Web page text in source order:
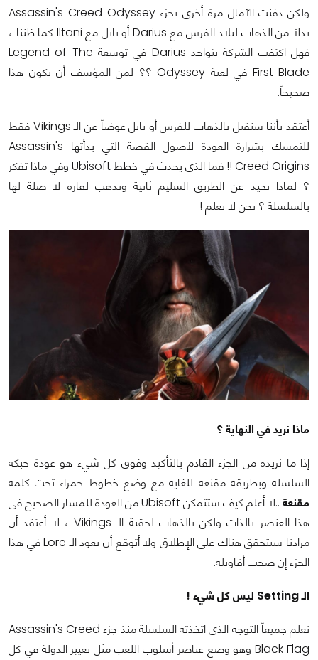
ولكن دفنت الآمال مرة أخرى بجزء Assassin's Creed Odyssey
بدلاً من الذهاب لبلاد الفرس مع Darius أو بابل مع Iltani كما ظننا ،
فهل اكتفت الشركة بتواجد Darius في توسعة Legend of The
First Blade في لعبة Odyssey ؟؟ لمن المؤسف أن يكون هذا
صحيحاً.
أعتقد بأننا سنقبل بالذهاب للفرس أو بابل عوضاً عن الـ Vikings فقط
للتمسك بشرارة العودة لأصول القصة التي بدأتها Assassin's
Creed Origins !! فما الذي يحدث في خطط Ubisoft وفي ماذا تفكر
؟ لماذا نحيد عن الطريق السليم ثانية ونذهب لقارة لا صلة لها
بالسلسلة ؟ نحن لا نعلم !
ماذا نريد في النهاية ؟
إذا ما نريده من الجزء القادم بالتأكيد وفوق كل شيء هو عودة حبكة
السلسلة وبطريقة مقنعة للغاية مع وضع خطوط حمراء تحت كلمة
مقنعة
..لا أعلم كيف ستتمكن Ubisoft من العودة للمسار الصحيح في
هذا العنصر بالذات ولكن بالذهاب لحقبة الـ Vikings ، لا أعتقد أن
مرادنا سيتحقق هناك على الإطلاق ولا أتوقع أن يعود الـ Lore في هذا
الجزء إن صحت أقاويله.
الـ Setting ليس كل شيء !
نعلم جميعاً التوجه الذي اتخذته السلسلة منذ جزء Assassin's Creed
Black Flag وهو وضع عناصر أسلوب اللعب مثل تغيير الدولة في كل